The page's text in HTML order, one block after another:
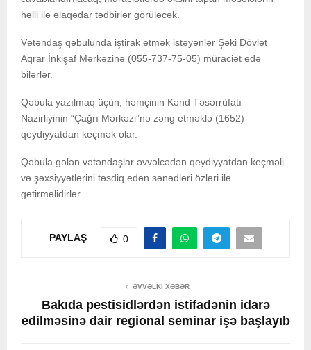
həlli ilə əlaqədar tədbirlər görüləcək.
Vətəndaş qəbulunda iştirak etmək istəyənlər Şəki Dövlət
Aqrar İnkişaf Mərkəzinə (055-737-75-05) müraciət edə
bilərlər.
Qəbula yazılmaq üçün, həmçinin Kənd Təsərrüfatı
Nazirliyinin “Çağrı Mərkəzi”nə zəng etməklə (1652)
qeydiyyatdan keçmək olar.
Qəbula gələn vətəndaşlar əvvəlcədən qeydiyyatdan keçməli
və şəxsiyyətlərini təsdiq edən sənədləri özləri ilə
gətirməlidirlər.
PAYLAŞ 0
ƏVVƏLKI XƏBƏR
Bakıda pestisidlərdən istifadənin idarə
edilməsinə dair regional seminar işə başlayıb